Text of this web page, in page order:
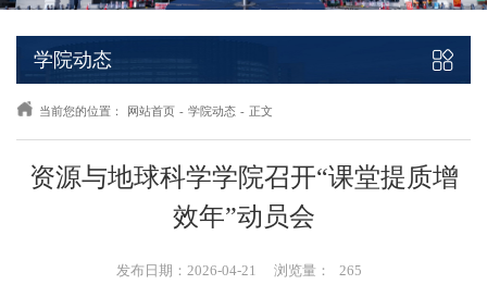
学院动态
当前您的位置： 网站首页 - 学院动态 - 正文
资源与地球科学学院召开“课堂提质增
效年”动员会
发布日期：2026-04-21 浏览量： 265